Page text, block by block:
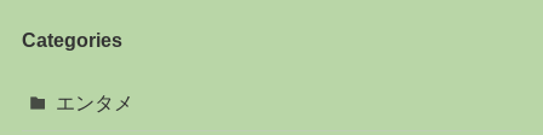
Categories
エンタメ